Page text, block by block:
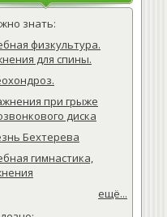
знать:
физкультура.
для спины.
при грыже
диска
Бехтерева
гимнастика,
ещё...